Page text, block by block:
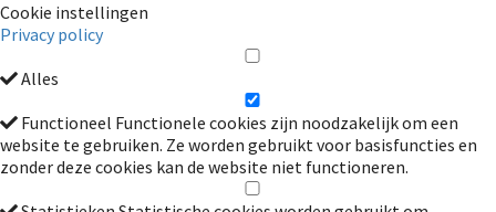
Cookie instellingen
Privacy policy
Alles
Functioneel Functionele cookies zijn noodzakelijk om een
website te gebruiken. Ze worden gebruikt voor basisfuncties en
zonder deze cookies kan de website niet functioneren.